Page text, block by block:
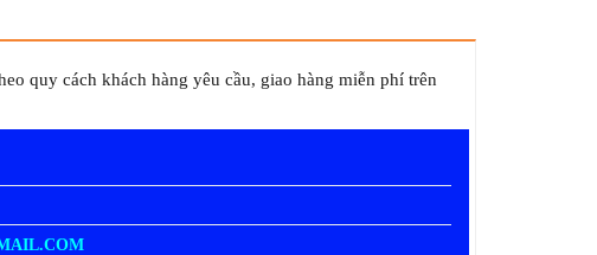
quy cách khách hàng yêu cầu, giao hàng miễn phí trên